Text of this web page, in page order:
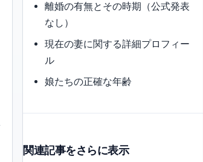
離婚の有無とその時期（公式発表
なし）
現在の妻に関する詳細プロフィー
ル
娘たちの正確な年齢
関連記事をさらに表示